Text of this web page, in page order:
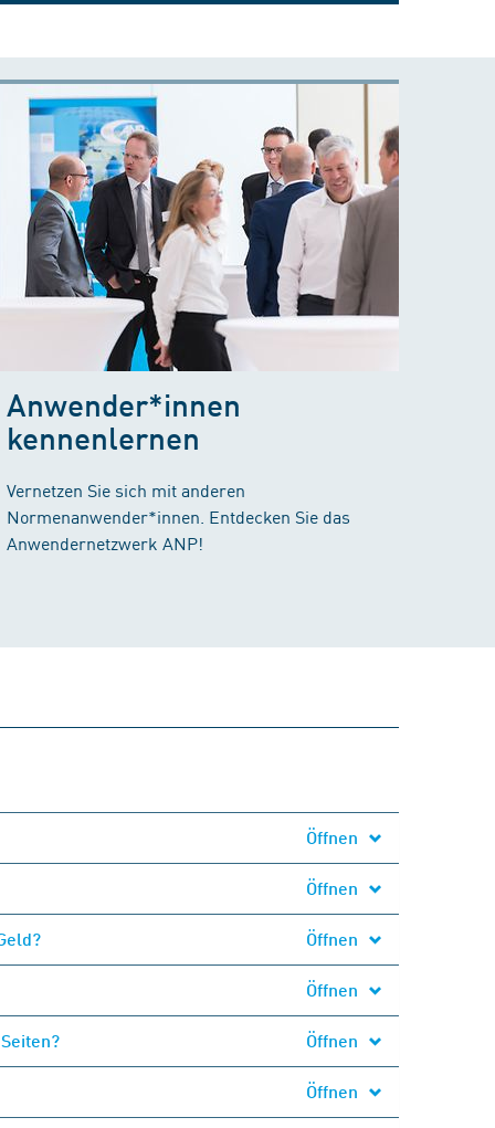
Anwender*innen
kennenlernen
Vernetzen Sie sich mit anderen
Normenanwender*innen. Entdecken Sie das
Anwendernetzwerk ANP!
Öffnen
Öffnen
Öffnen
Öffnen
Öffnen
Öffnen